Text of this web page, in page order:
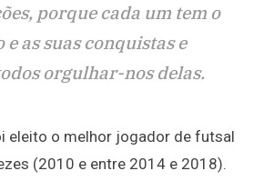
porque cada um tem o
e as suas conquistas e
orgulhar-nos delas.
eleito o melhor jogador de futsal
(2010 e entre 2014 e 2018).